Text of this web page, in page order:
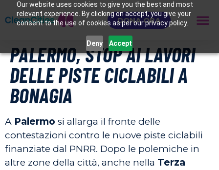
Our website uses cookies to give you the best and most
relevant experience. By clicking on accept, you give your
consent to the use of cookies as per our privacy policy.
Deny Accept
DONA ORA
PALERMO, STOP AI LAVORI
DELLE PISTE CICLABILI A
BONAGIA
A Palermo si allarga il fronte delle
contestazioni contro le nuove piste ciclabili
finanziate dal PNRR. Dopo le polemiche in
altre zone della città, anche nella Terza